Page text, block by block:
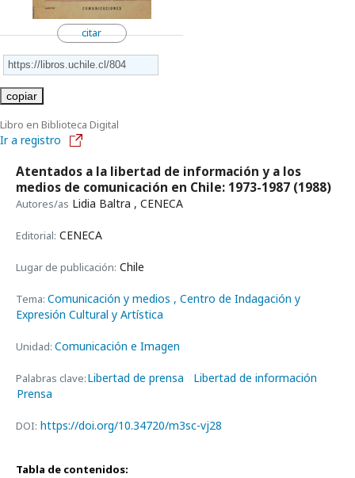
citar
copiar
Libro en Biblioteca Digital
Ir a registro
Atentados a la libertad de información y a los
medios de comunicación en Chile: 1973-1987 (1988)
Autores/as Lidia Baltra , CENECA
Editorial: CENECA
Lugar de publicación: Chile
Tema: Comunicación y medios , Centro de Indagación y
Expresión Cultural y Artística
Unidad: Comunicación e Imagen
Palabras clave:Libertad de prensa
Libertad de información
Prensa
DOI: https://doi.org/10.34720/m3sc-vj28
Tabla de contenidos: